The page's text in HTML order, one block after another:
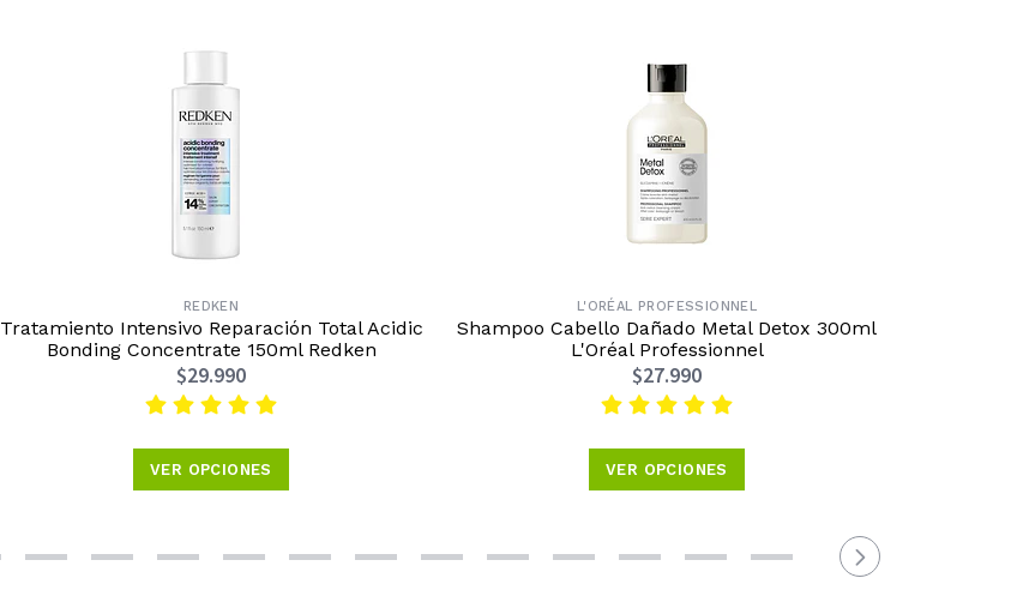
REDKEN
Tratamiento Intensivo Reparación Total Acidic
Bonding Concentrate 150ml Redken
$29.990
VER OPCIONES
L'ORÉAL PROFESSIONNEL
Shampoo Cabello Dañado Metal Detox 300ml
L'Oréal Professionnel
$27.990
VER OPCIONES